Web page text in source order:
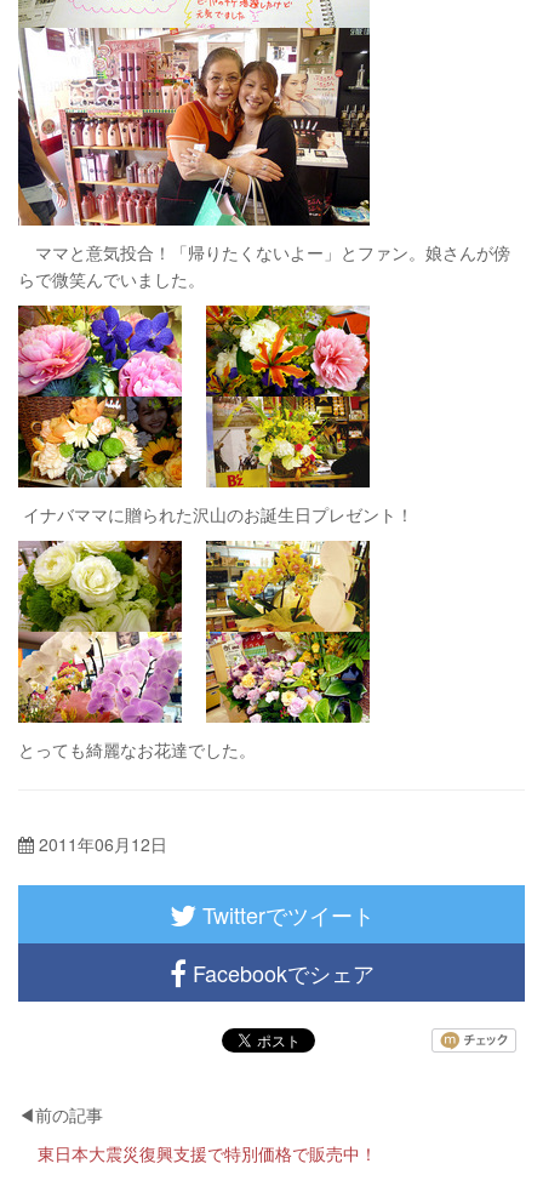
ママと意気投合！「帰りたくないよー」とファン。娘さんが傍
らで微笑んでいました。
イナバママに贈られた沢山のお誕生日プレゼント！
とっても綺麗なお花達でした。
2011年06月12日
Twitterでツイート
Facebookでシェア
東日本大震災復興支援で特別価格で販売中！